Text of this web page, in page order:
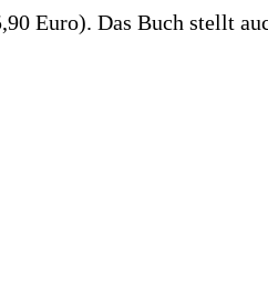
Euro). Das Buch stellt